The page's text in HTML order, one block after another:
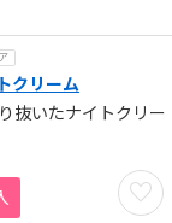
クリーム
抜いたナイトクリー
お気